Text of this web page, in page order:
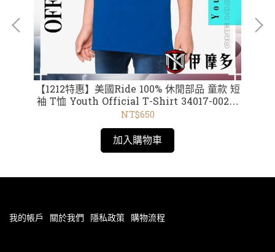
【1212特惠】美國Ride 100% 休閒部品 童款 短
袖 T恤 Youth Official T-Shirt 34017-002藍
/001黑 /34016 黑 /34086 黃 /34087 磚紅
/34019 黑
NT$650
加入購物車
我的帳戶 關於我們 隱私政策 購物流程